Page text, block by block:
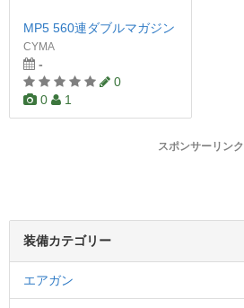
MP5 560連ダブルマガジン
CYMA
-
0
0
1
スポンサーリンク
装備カテゴリー
エアガン